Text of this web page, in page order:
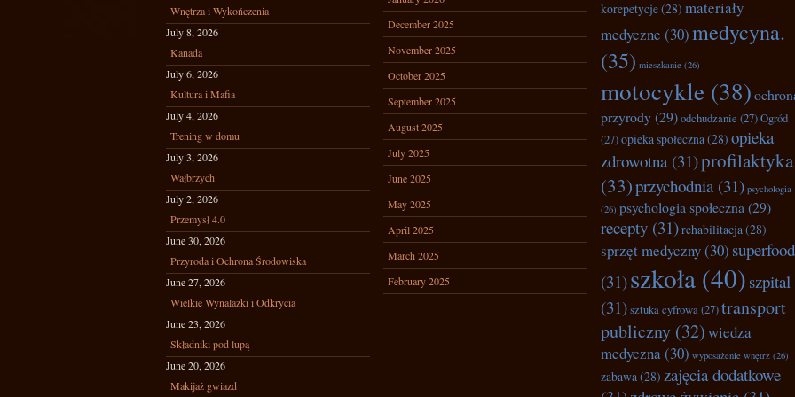
Wnętrza i Wykończenia
July 8, 2026
Kanada
July 6, 2026
Kultura i Mafia
July 4, 2026
Trening w domu
July 3, 2026
Wałbrzych
July 2, 2026
Przemysł 4.0
June 30, 2026
Przyroda i Ochrona Środowiska
June 27, 2026
Wielkie Wynalazki i Odkrycia
June 23, 2026
Składniki pod lupą
June 20, 2026
Makijaż gwiazd
December 2025
November 2025
October 2025
September 2025
August 2025
July 2025
June 2025
May 2025
April 2025
March 2025
February 2025
korepetycje(28) materiały
medyczne (30)medycyna.
(35) mieszkanie (26)
motocykle (38)
przyrody(29)odchudzanie (27)Ogród
(27)opieka społeczna(28) opieka
zdrowotna(31)profilaktyka
(33)przychodnia(31) psychologia
(26) psychologia społeczna (29)
recepty (31)rehabilitacja(28)
sprzęt medyczny(30)
(31)szkoła (40) szpital
(31)sztuka cyfrowa(27)transport
publiczny (32)wiedza
medyczna(30) wyposażenie wnętrz (26)
zabawa(28) zajęcia dodatkowe